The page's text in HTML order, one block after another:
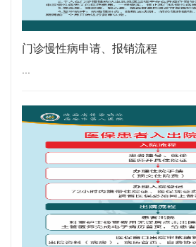
门诊慢性病申请、报销流程
...